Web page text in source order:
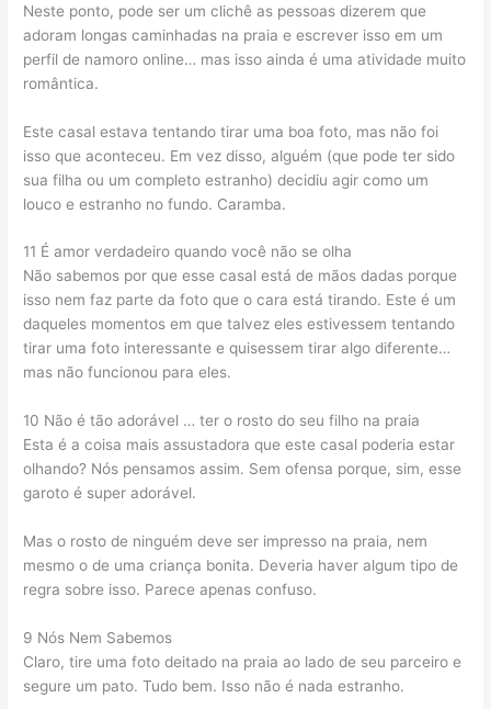
Neste ponto, pode ser um clichê as pessoas dizerem que
adoram longas caminhadas na praia e escrever isso em um
perfil de namoro online… mas isso ainda é uma atividade muito
romântica.
Este casal estava tentando tirar uma boa foto, mas não foi
isso que aconteceu. Em vez disso, alguém (que pode ter sido
sua filha ou um completo estranho) decidiu agir como um
louco e estranho no fundo. Caramba.
11 É amor verdadeiro quando você não se olha
Não sabemos por que esse casal está de mãos dadas porque
isso nem faz parte da foto que o cara está tirando. Este é um
daqueles momentos em que talvez eles estivessem tentando
tirar uma foto interessante e quisessem tirar algo diferente…
mas não funcionou para eles.
10 Não é tão adorável … ter o rosto do seu filho na praia
Esta é a coisa mais assustadora que este casal poderia estar
olhando? Nós pensamos assim. Sem ofensa porque, sim, esse
garoto é super adorável.
Mas o rosto de ninguém deve ser impresso na praia, nem
mesmo o de uma criança bonita. Deveria haver algum tipo de
regra sobre isso. Parece apenas confuso.
9 Nós Nem Sabemos
Claro, tire uma foto deitado na praia ao lado de seu parceiro e
segure um pato. Tudo bem. Isso não é nada estranho.